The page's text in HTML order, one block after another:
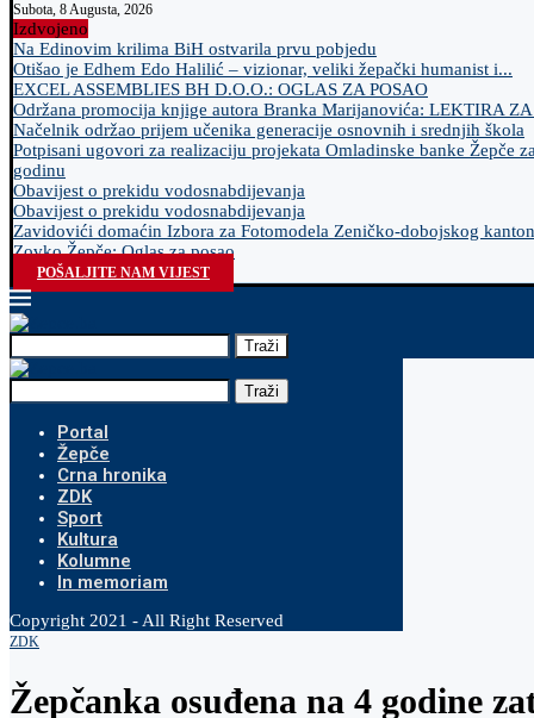
Subota, 8 Augusta, 2026
Izdvojeno
Na Edinovim krilima BiH ostvarila prvu pobjedu
Otišao je Edhem Edo Halilić – vizionar, veliki žepački humanist i...
EXCEL ASSEMBLIES BH D.O.O.: OGLAS ZA POSAO
Održana promocija knjige autora Branka Marijanovića: LEKTIRA
Načelnik održao prijem učenika generacije osnovnih i srednjih škola
Potpisani ugovori za realizaciju projekata Omladinske banke Žepče
godinu
Obavijest o prekidu vodosnabdijevanja
Obavijest o prekidu vodosnabdijevanja
Zavidovići domaćin Izbora za Fotomodela Zeničko-dobojskog
Zovko Žepče: Oglas za posao
POŠALJITE NAM VIJEST
Traži
Traži
Portal
Žepče
Crna hronika
ZDK
Sport
Kultura
Kolumne
In memoriam
Copyright 2021 - All Right Reserved
ZDK
Žepčanka osuđena na 4 godine